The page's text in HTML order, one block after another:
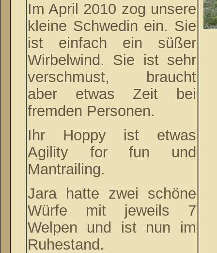
Im April 2010 zog unsere
kleine Schwedin ein. Sie
ist einfach ein süßer
Wirbelwind. Sie ist sehr
verschmust, braucht
aber etwas Zeit bei
fremden Personen.
Ihr Hoppy ist etwas
Agility for fun und
Mantrailing.
Jara hatte zwei schöne
Würfe mit jeweils 7
Welpen und ist nun im
Ruhestand.